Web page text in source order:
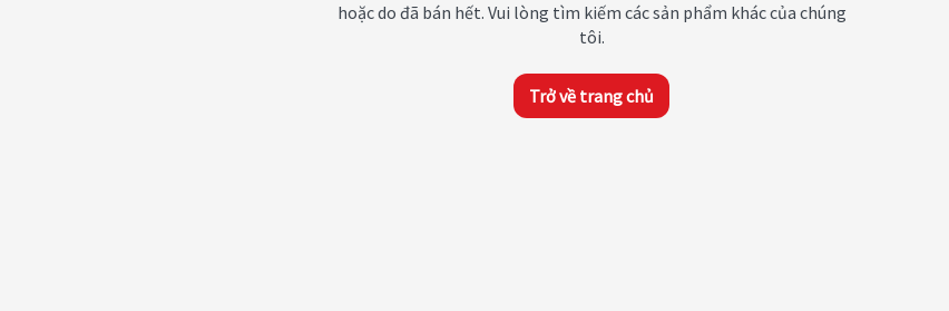
hoặc do đã bán hết. Vui lòng tìm kiếm các sản phẩm khác của chúng
tôi.
Trở về trang chủ